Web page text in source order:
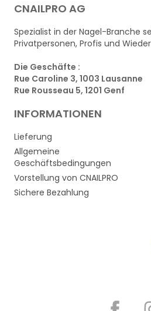
CNAILPRO AG
Spezialist in der Nagel-Branche
Privatpersonen, Profis und
Die Geschäfte :
Rue Caroline 3, 1003 Lausanne
Rue Rousseau 5, 1201 Genf
INFORMATIONEN
Lieferung
Allgemeine
Geschäftsbedingungen
Vorstellung von CNAILPRO
Sichere Bezahlung